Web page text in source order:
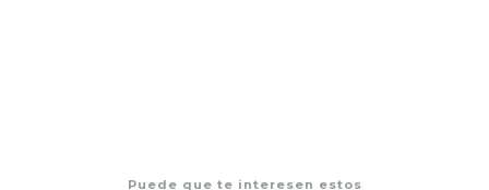
Puede que te interesen estos